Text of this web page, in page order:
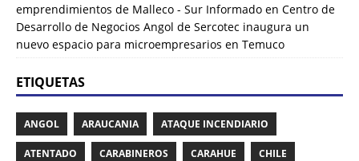
emprendimientos de Malleco - Sur Informado en Centro de
Desarrollo de Negocios Angol de Sercotec inaugura un
nuevo espacio para microempresarios en Temuco
ETIQUETAS
ANGOL ARAUCANIA ATAQUE INCENDIARIO
ATENTADO CARABINEROS CARAHUE CHILE